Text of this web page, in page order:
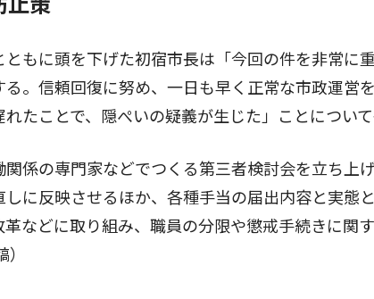
止策
ともに頭を下げた初宿市長は「今回の件を非常に
。信頼回復に努め、一日も早く正常な市政運営
たことで、隠ぺいの疑義が生じた」ことについて
係の専門家などでつくる第三者検討会を立ち上
しに反映させるほか、各種手当の届出内容と実態
などに取り組み、職員の分限や懲戒手続きに関